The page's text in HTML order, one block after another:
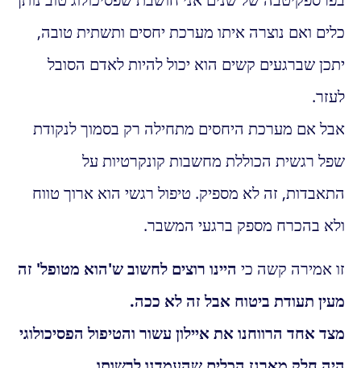
כלים ואם נוצרה איתו מערכת יחסים ותשתית טובה,
יתכן שברגעים קשים הוא יכול להיות לאדם הסובל
לעזר.
אבל אם מערכת היחסים מתחילה רק בסמוך לנקודת
שפל רגשית הכוללת מחשבות קונקרטיות על
התאבדות, זה לא מספיק. טיפול רגשי הוא ארוך טווח
ולא בהכרח מספק ברגעי המשבר.
זו אמירה קשה כי היינו רוצים לחשוב ש'הוא מטופל' זה
מעין תעודת ביטוח אבל זה לא ככה.
מצד אחד הרווחנו את איילון עשור והטיפול הפסיכולוגי